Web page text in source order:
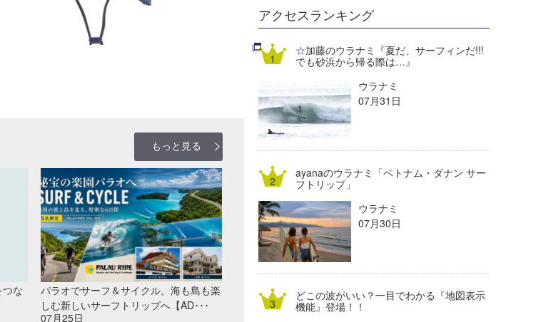
もっと見る
つな
パラオでサーフ＆サイクル。海も島も楽
しむ新しいサーフトリップへ【AD･･･
07月25日
DELTA FORCE SURF
熊谷素子
進士剛光
植村未来
NOBUFUKU
大野”MAR”修聖
喜納海人
Aichan
ECE
G◎Da
H
KID
KOBU
KY
MIN
mitz
OYZ
アクセスランキング
☆加藤のウラナミ『夏だ、サーフィンだ!!!
でも砂浜から帰る際は…』
ウラナミ
07月31日
ayanaのウラナミ「ベトナム・ダナン サー
フトリップ」
ウラナミ
07月30日
どこの波がいい？一目でわかる『地図表示
機能』登場！！